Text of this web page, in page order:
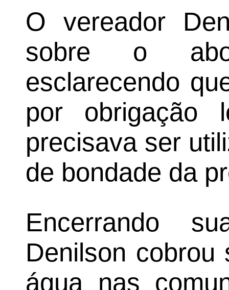
O vereador
sobre o
esclarecendo
por obrigação
precisava ser
de bondade da
Encerrando
Denilson
água nas